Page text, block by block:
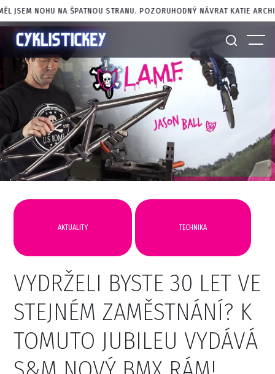
NA ŠPATNOU STRANU. POZORUHODNÝ NÁVRAT KATIE ARCHIBALDOVÉ
AKTUALITY TECHNIKA
VYDRŽELI BYSTE 30 LET VE
STEJNÉM ZAMĚSTNÁNÍ? K
TOMUTO JUBILEU VYDÁVÁ